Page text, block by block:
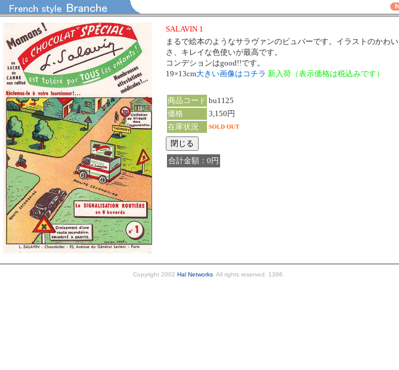
SALAVIN 1
まるで絵本のようなサラヴァンのビュバーです。イラストのかわい
さ、キレイな色使いが最高です。
コンデションはgood!!です。
19×13cm大きい画像はコチラ 新入荷（表示価格は税込みです）
商品コード bu1125
価格
3,150円
在庫状況
合計金額：0円
Copyright 2002 Hal Networks . All rights reserved. 1398.